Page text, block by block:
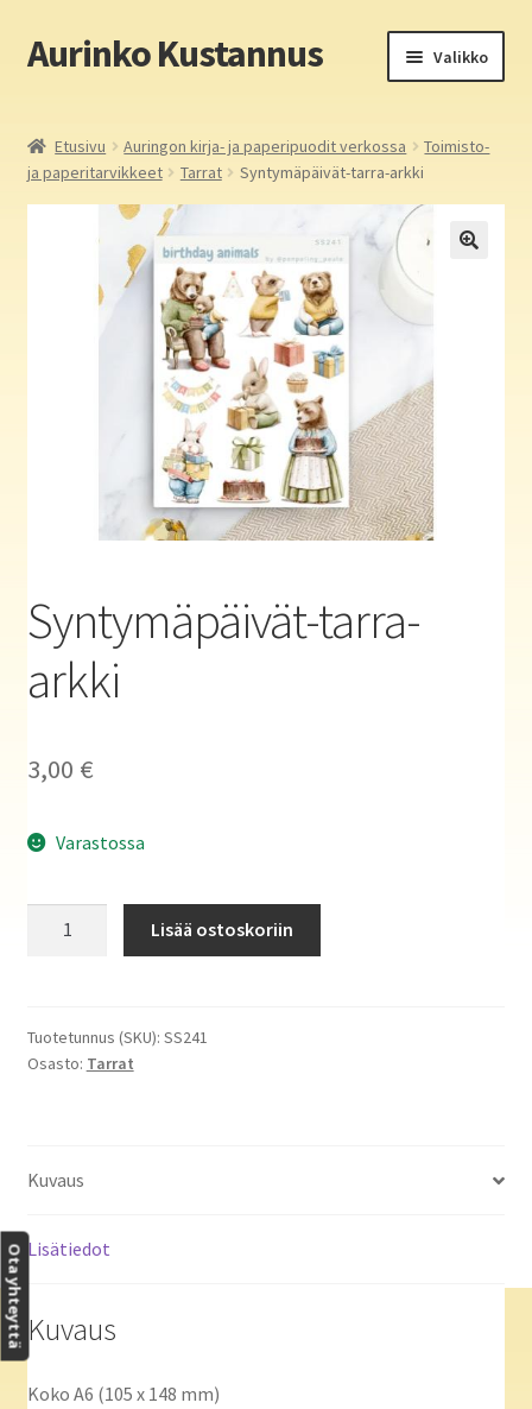
Siirry
navigointiin
Siirry
sisältöön
Aurinko Kustannus Valikko
Yritys
In English
Yhteystiedot
Aurinko Kustannus: kirjat
Auringon kirja- ja paperipuodit verkossa
Etusivu Auringon kirja- ja paperipuodit verkossa
Toimisto-
ja paperitarvikkeet
Tarrat Syntymäpäivät-tarra-arkki
Syntymäpäivät-tarra-
arkki
3,00 €
Varastossa
Lisää ostoskoriin
Tuotetunnus (SKU): SS241
Osasto: Tarrat
Kuvaus
Lisätiedot
Kuvaus
Koko A6 (105 x 148 mm)
Ota yhteyttä